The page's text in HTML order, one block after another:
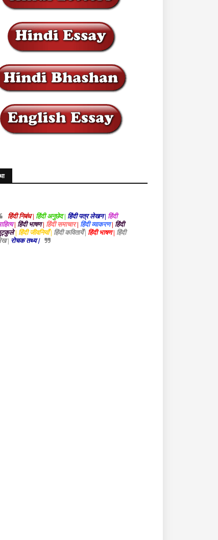
हिंदी निबंध | हिंदी अनुछेद | हिंदी पत्र लेखन | हिंदी
| हिंदी भाषण| हिंदी समाचार| हिंदी व्याकरण| हिंदी
| हिंदी जीवनियाँ | हिंदी कवितायेँ | हिंदी भाषण | हिंदी
| रोचक तथ्य |